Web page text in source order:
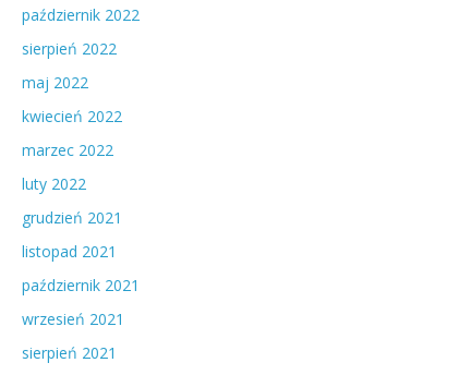
październik 2022
sierpień 2022
maj 2022
kwiecień 2022
marzec 2022
luty 2022
grudzień 2021
listopad 2021
październik 2021
wrzesień 2021
sierpień 2021